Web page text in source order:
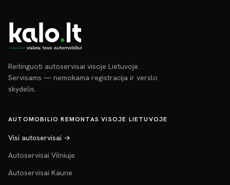
Reitinguoti autoservisai visoje Lietuvoje.
Servisams — nemokama registracija ir verslo
skydelis.
AUTOMOBILIO REMONTAS VISOJE LIETUVOJE
Visi autoservisai →
Autoservisai Vilniuje
Autoservisai Kaune